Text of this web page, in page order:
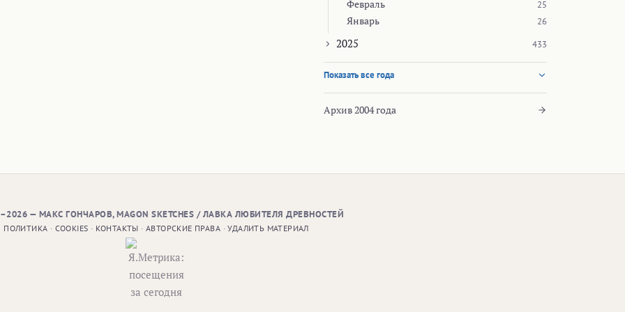
Февраль 25
Январь 26
2025 433
Показать все года
Архив 2004 года
— МАКС ГОНЧАРОВ, MAGON SKETCHES / ЛАВКА ЛЮБИТЕЛЯ ДРЕВНОСТЕЙ
ПОЛИТИКА · COOKIES · КОНТАКТЫ ·АВТОРСКИЕ ПРАВА ·УДАЛИТЬ МАТЕРИАЛ